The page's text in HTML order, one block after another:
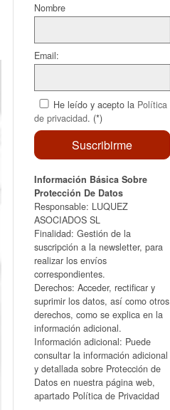
Nombre
Email:
He leído y acepto la Política
de privacidad. (*)
Información Básica Sobre
Protección De Datos
Responsable: LUQUEZ
ASOCIADOS SL
Finalidad: Gestión de la
suscripción a la newsletter, para
realizar los envíos
correspondientes.
Derechos: Acceder, rectificar y
suprimir los datos, así como otros
derechos, como se explica en la
información adicional.
Información adicional: Puede
consultar la información adicional
y detallada sobre Protección de
Datos en nuestra página web,
apartado Política de Privacidad